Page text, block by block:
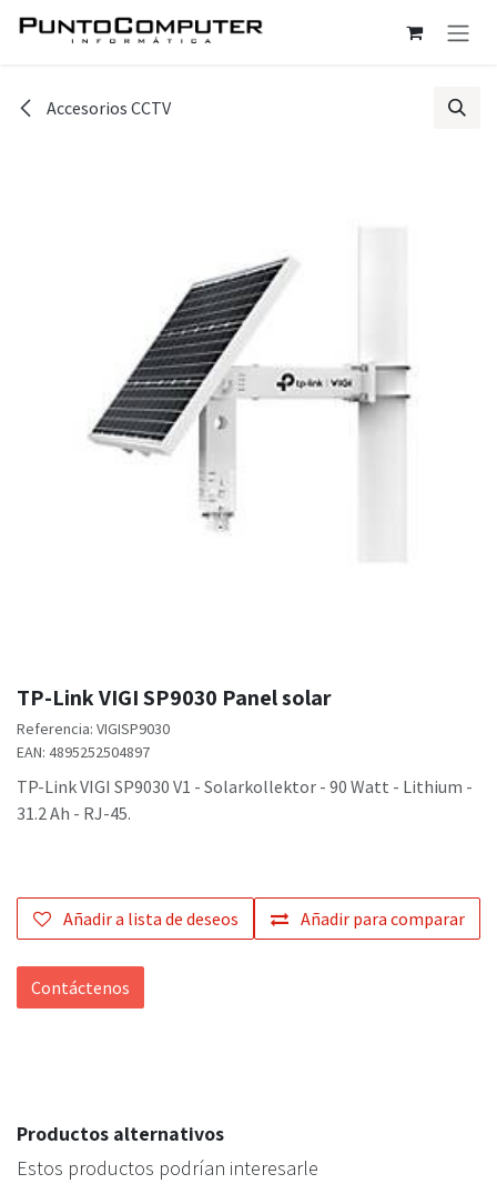
Ir al contenido
Accesorios CCTV
TP-Link VIGI SP9030 Panel solar
Referencia: VIGISP9030
EAN: 4895252504897
TP-Link VIGI SP9030 V1 - Solarkollektor - 90 Watt - Lithium -
31.2 Ah - RJ-45.
Añadir para comparar
Añadir a lista de deseos
Contáctenos
Productos alternativos
Estos productos podrían interesarle